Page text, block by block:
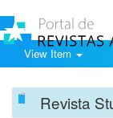
View Item
Revista